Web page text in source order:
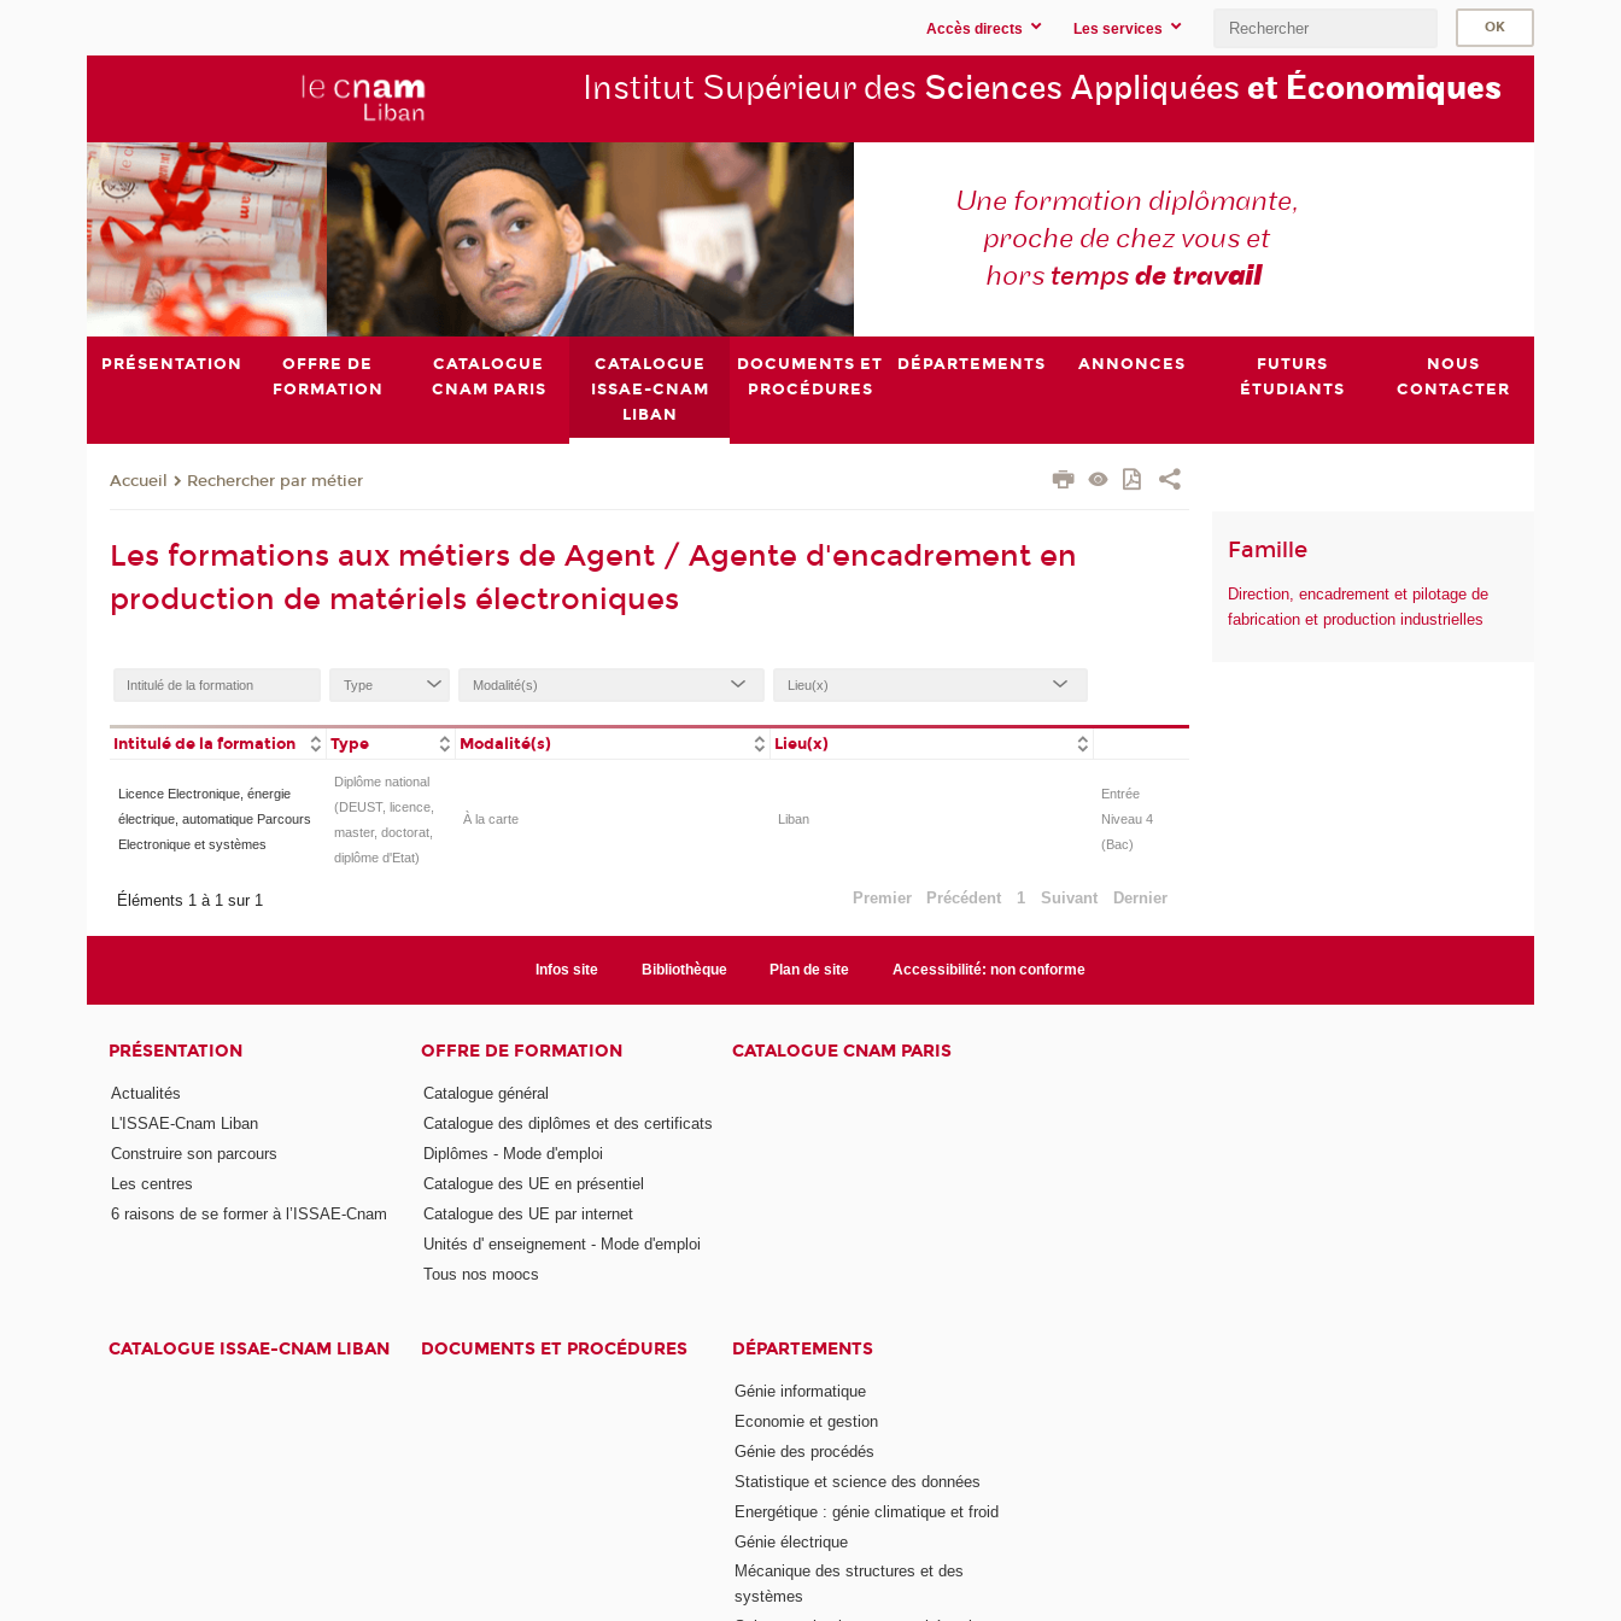
Accès directs Les services
Institut Supérieur des Sciences Appliquées et Économiques
Une formation diplômante,
proche de chez vous et
hors tempsde travail
PRÉSENTATION
OFFRE DE
FORMATION
CATALOGUE
CNAM PARIS
CATALOGUE
ISSAE-CNAM
LIBAN
DOCUMENTS ET
PROCÉDURES
DÉPARTEMENTS ANNONCES
FUTURS
ÉTUDIANTS
NOUS
CONTACTER
Accueil Rechercher par métier
Les formations aux métiers de Agent / Agente d'encadrement en
production de matériels électroniques
Intitulé de la formation Type Modalité(s) Lieu(x)
Licence Electronique, énergie
électrique, automatique Parcours
Electronique et systèmes
Diplôme national
(DEUST, licence,
master, doctorat,
diplôme d'Etat)
À la carte Liban
Entrée
Niveau 4
(Bac)
Éléments 1 à 1 sur 1 Premier Précédent 1 Suivant Dernier
Famille
Direction, encadrement et pilotage de
fabrication et production industrielles
Infos site Bibliothèque Plan de site Accessibilité: non conforme
PRÉSENTATION
Actualités
L'ISSAE-Cnam Liban
Construire son parcours
Les centres
6 raisons de se former à l’ISSAE-Cnam
OFFRE DE FORMATION
Catalogue général
Catalogue des diplômes et des certificats
Diplômes - Mode d'emploi
Catalogue des UE en présentiel
Catalogue des UE par internet
Unités d' enseignement - Mode d'emploi
Tous nos moocs
CATALOGUE CNAM PARIS
CATALOGUE ISSAE-CNAM LIBAN DOCUMENTS ET PROCÉDURES DÉPARTEMENTS
Génie informatique
Economie et gestion
Génie des procédés
Statistique et science des données
Energétique : génie climatique et froid
Génie électrique
Mécanique des structures et des
systèmes